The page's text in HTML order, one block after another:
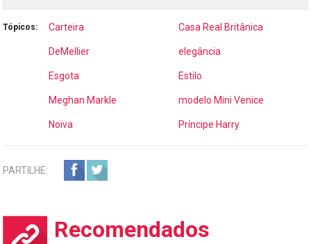
Tópicos: Carteira Casa Real Britânica
DeMellier elegância
Esgota Estilo
Meghan Markle modelo Mini Venice
Noiva Príncipe Harry
PARTILHE:
Recomendados